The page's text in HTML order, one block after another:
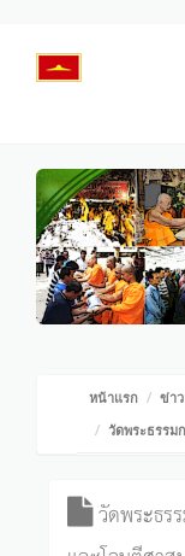
หน้าแรก ข่าว
วัดพระธรรม
วัดพระธร